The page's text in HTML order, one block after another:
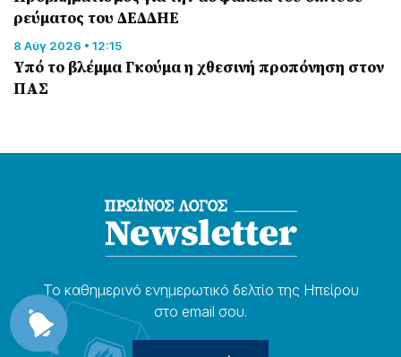
ρεύματος του ΔΕΔΔΗΕ
8 Αύγ 2026 • 12:15
Υπό το βλέμμα Γκούμα η χθεσινή προπόνηση στον
ΠΑΣ
Το καθημερɩνό ενημερωτɩκό δελτίο της Ηπείρου
στο email σου.